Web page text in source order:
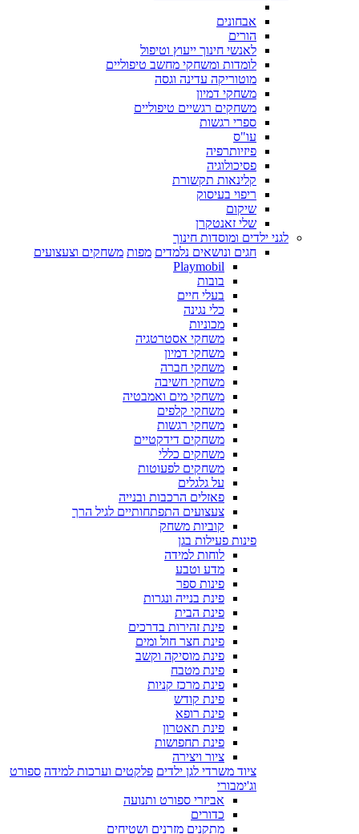
אבחונים
הורים
לאנשי חינוך ייעוץ וטיפול
לומדות ומשחקי מחשב טיפוליים
מוטוריקה עדינה וגסה
משחקי דמיון
משחקים רגשיים טיפוליים
ספרי רגשות
עו"ס
פיזיותרפיה
פסיכולוגיה
קלינאות תקשורת
ריפוי בעיסוק
שיקום
שלי זאנטקרן
לגני ילדים ומוסדות חינוך
חגים ונושאים נלמדים מפות משחקים וצעצועים
Playmobil
בובות
בעלי חיים
כלי נגינה
מכוניות
משחקי אסטרטגיה
משחקי דמיון
משחקי חברה
משחקי חשיבה
משחקי מים ואמבטיה
משחקי קלפים
משחקי רגשות
משחקים דידקטיים
משחקים כללי
משחקים לפעוטות
על גלגלים
פאזלים הרכבות ובנייה
צעצועים התפתחותיים לגיל הרך
קוביות משחק
פינות פעילות בגן
לוחות למידה
מדע וטבע
פינות ספר
פינת בנייה ונגרות
פינת הבית
פינת זהירות בדרכים
פינת חצר חול ומים
פינת מוסיקה וקשב
פינת מטבח
פינת מרכז קניות
פינת קודש
פינת רופא
פינת תאטרון
פינת תחפושות
ציור ויצירה
ציוד משרדי לגן ילדים פלקטים וערכות למידה ספורט
וג'ימבורי
אביזרי ספורט ותנועה
כדורים
מתקנים מזרנים ושטיחים